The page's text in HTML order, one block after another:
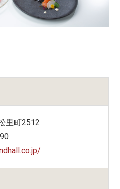
里町2512